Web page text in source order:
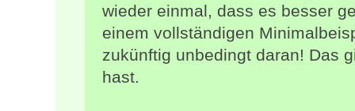
wieder einmal, dass es besser
einem vollständigen
zukünftig unbedingt daran! Das
hast.